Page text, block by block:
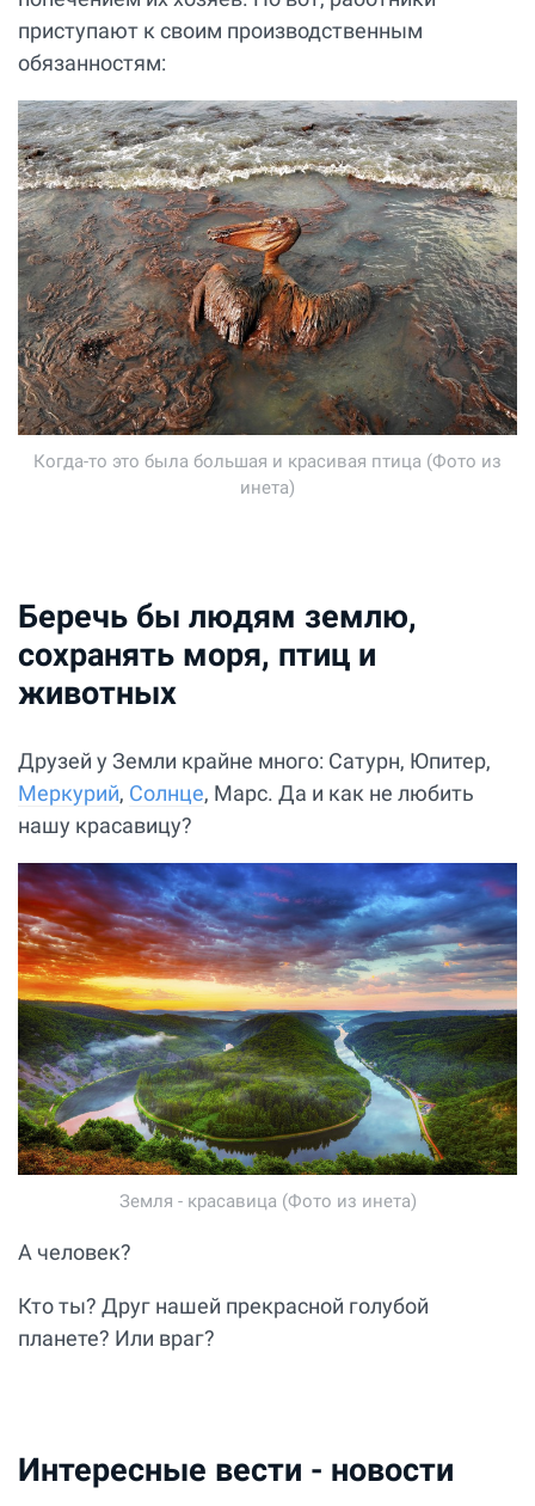
приступают к своим производственным
обязанностям:
Когда-то это была большая и красивая птица (Фото из
инета)
Беречь бы людям землю,
сохранять моря, птиц и
животных
Друзей у Земли крайне много: Сатурн, Юпитер,
Меркурий, Солнце, Марс. Да и как не любить
нашу красавицу?
Земля - красавица (Фото из инета)
А человек?
Кто ты? Друг нашей прекрасной голубой
планете? Или враг?
Интересные вести - новости